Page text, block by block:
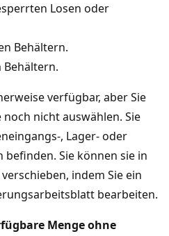
Losen oder
Behältern.
Behältern.
verfügbar, aber Sie
nicht auswählen. Sie
, Lager- oder
Sie können sie in
indem Sie ein
bearbeiten.
Menge ohne